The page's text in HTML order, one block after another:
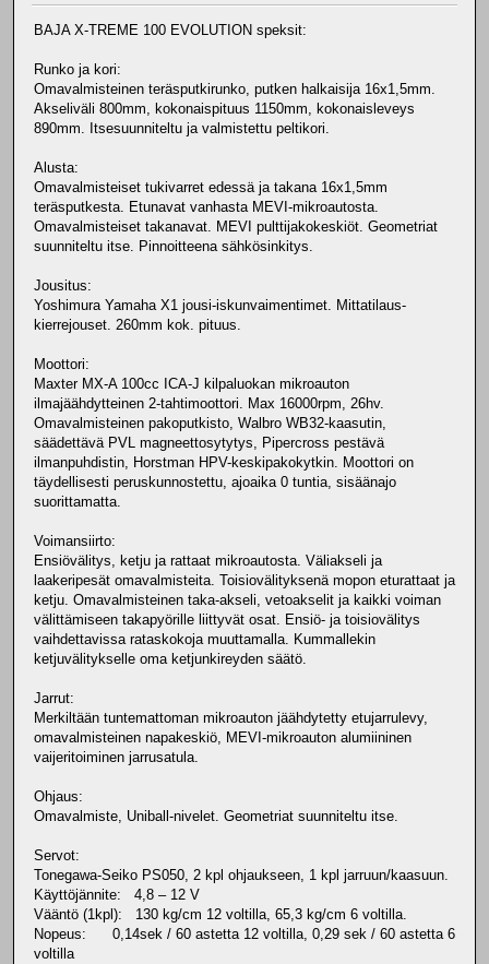
BAJA X-TREME 100 EVOLUTION speksit:
Runko ja kori:
Omavalmisteinen teräsputkirunko, putken halkaisija 16x1,5mm.
Akseliväli 800mm, kokonaispituus 1150mm, kokonaisleveys
890mm. Itsesuunniteltu ja valmistettu peltikori.
Alusta:
Omavalmisteiset tukivarret edessä ja takana 16x1,5mm
teräsputkesta. Etunavat vanhasta MEVI-mikroautosta.
Omavalmisteiset takanavat. MEVI pulttijakokeskiöt. Geometriat
suunniteltu itse. Pinnoitteena sähkösinkitys.
Jousitus:
Yoshimura Yamaha X1 jousi-iskunvaimentimet. Mittatilaus-
kierrejouset. 260mm kok. pituus.
Moottori:
Maxter MX-A 100cc ICA-J kilpaluokan mikroauton
ilmajäähdytteinen 2-tahtimoottori. Max 16000rpm, 26hv.
Omavalmisteinen pakoputkisto, Walbro WB32-kaasutin,
säädettävä PVL magneettosytytys, Pipercross pestävä
ilmanpuhdistin, Horstman HPV-keskipakokytkin. Moottori on
täydellisesti peruskunnostettu, ajoaika 0 tuntia, sisäänajo
suorittamatta.
Voimansiirto:
Ensiövälitys, ketju ja rattaat mikroautosta. Väliakseli ja
laakeripesät omavalmisteita. Toisiovälityksenä mopon eturattaat ja
ketju. Omavalmisteinen taka-akseli, vetoakselit ja kaikki voiman
välittämiseen takapyörille liittyvät osat. Ensiö- ja toisiovälitys
vaihdettavissa rataskokoja muuttamalla. Kummallekin
ketjuvälitykselle oma ketjunkireyden säätö.
Jarrut:
Merkiltään tuntemattoman mikroauton jäähdytetty etujarrulevy,
omavalmisteinen napakeskiö, MEVI-mikroauton alumiininen
vaijeritoiminen jarrusatula.
Ohjaus:
Omavalmiste, Uniball-nivelet. Geometriat suunniteltu itse.
Servot:
Tonegawa-Seiko PS050, 2 kpl ohjaukseen, 1 kpl jarruun/kaasuun.
Käyttöjännite: 4,8 – 12 V
Vääntö (1kpl): 130 kg/cm 12 voltilla, 65,3 kg/cm 6 voltilla.
Nopeus: 0,14sek / 60 astetta 12 voltilla, 0,29 sek / 60 astetta 6
voltilla